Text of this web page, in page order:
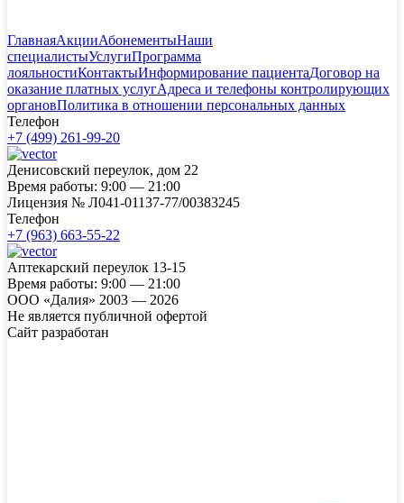
ГлавнаяАкцииАбонементыНаши
специалистыУслугиПрограмма
лояльностиКонтактыИнформирование пациентаДоговор на
оказание платных услугАдреса и телефоны контролирующих
органовПолитика в отношении персональных данных
Телефон
+7 (499) 261-99-20
Денисовский переулок, дом 22
Время работы: 9:00 — 21:00
Лицензия № Л041-01137-77/00383245
Телефон
+7 (963) 663-55-22
Аптекарский переулок 13-15
Время работы: 9:00 — 21:00
ООО «Далия» 2003 — 2026
Не является публичной офертой
Сайт разработан